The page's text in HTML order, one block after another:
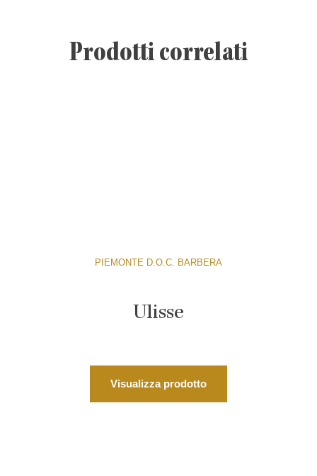
Prodotti correlati
PIEMONTE D.O.C. BARBERA
Ulisse
Visualizza prodotto